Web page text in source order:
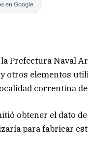
en Google
Prefectura Naval
otros elementos
correntina de
obtener el dato
para fabricar